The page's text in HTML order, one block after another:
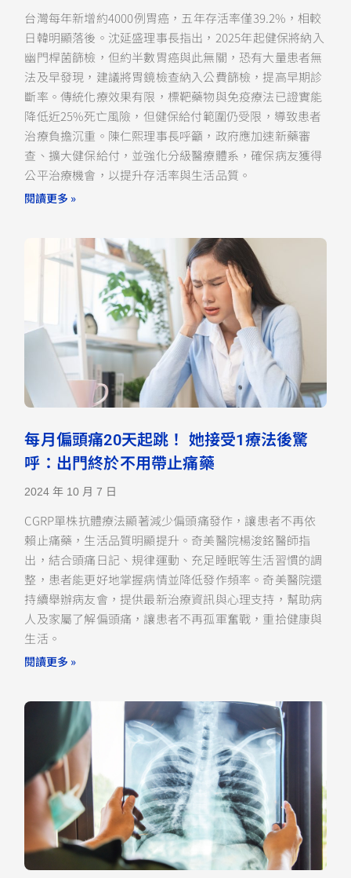
台灣每年新增約4000例胃癌，五年存活率僅39.2%，相較
日韓明顯落後。沈延盛理事長指出，2025年起健保將納入
幽門桿菌篩檢，但約半數胃癌與此無關，恐有大量患者無
法及早發現，建議將胃鏡檢查納入公費篩檢，提高早期診
斷率。傳統化療效果有限，標靶藥物與免疫療法已證實能
降低近25%死亡風險，但健保給付範圍仍受限，導致患者
治療負擔沉重。陳仁熙理事長呼籲，政府應加速新藥審
查、擴大健保給付，並強化分級醫療體系，確保病友獲得
公平治療機會，以提升存活率與生活品質。
閱讀更多 »
每月偏頭痛20天起跳！ 她接受1療法後驚
呼：出門終於不用帶止痛藥
2024 年 10 月 7 日
CGRP單株抗體療法顯著減少偏頭痛發作，讓患者不再依
賴止痛藥，生活品質明顯提升。奇美醫院楊浚銘醫師指
出，結合頭痛日記、規律運動、充足睡眠等生活習慣的調
整，患者能更好地掌握病情並降低發作頻率。奇美醫院還
持續舉辦病友會，提供最新治療資訊與心理支持，幫助病
人及家屬了解偏頭痛，讓患者不再孤軍奮戰，重拾健康與
生活。
閱讀更多 »